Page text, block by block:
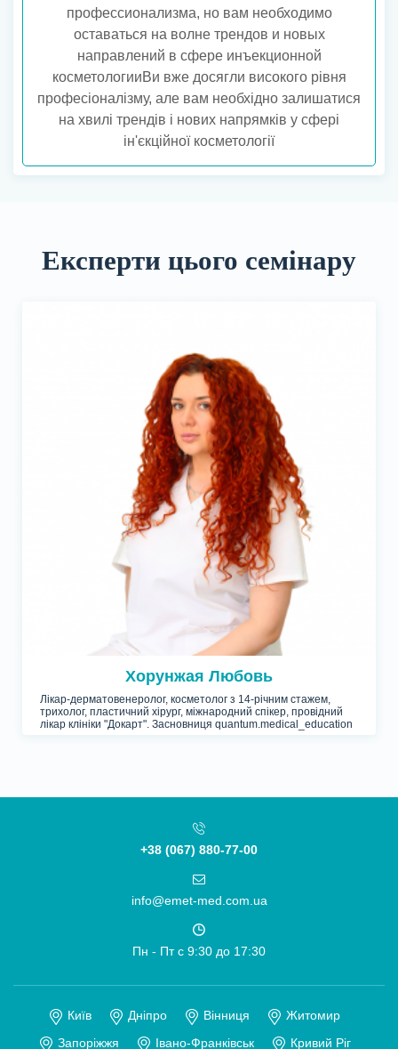
профессионализма, но вам необходимо
оставаться на волне трендов и новых
направлений в сфере инъекционной
косметологииВи вже досягли високого рівня
професіоналізму, але вам необхідно залишатися
на хвилі трендів і нових напрямків у сфері
ін'єкційної косметології
Експерти цього семінару
Хорунжая Любовь
Лікар-дерматовенеролог, косметолог з 14-річним стажем,
трихолог, пластичний хірург, міжнародний спікер, провідний
лікар клініки "Докарт". Засновниця quantum.medical_education
+38 (067) 880-77-00
info@emet-med.com.ua
Пн - Пт c 9:30 до 17:30
Київ Дніпро Вінниця
Житомир
Запоріжжя
Івано-Франківськ Кривий Ріг